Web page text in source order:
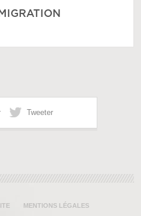
Tweeter
MENTIONS LÉGALES